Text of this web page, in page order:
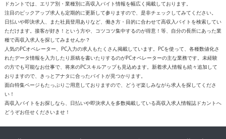
ドカントでは、エリア別・業種別に高収入バイト情報を幅広く掲載しております。
注目のピックアップ求人も定期的に更新して参りますので、是非チェックしてみてください。
日払いや即決求人、また社員登用ありなど、働き方・目的に合わせて高収入バイトを検索してい
ただけます。接客が好き！という方や、コツコツ集中するのが得意！等、自分の長所にあった業
種で高収入求人を探してみませんか？
人気のPCオペレーター、PC入力の求人もたくさん掲載しています。PCを使って、各種数値化さ
れたデータ情報を入力したり原稿を書いたりするのがPCオペレーターの主な業務です。未経験
の方でも可能なお仕事で、将来のPCスキルアップも見込めます。新着求人情報も続々追加して
おりますので、きっとアナタに合ったバイトが見つかります。
面白特集ページもたっぷりご用意しておりますので、どうぞ楽しみながら求人を探してくださ
い！
高収入バイトをお探しなら、日払いや即決求人を多数掲載している高収入求人情報誌ドカントへ
どうぞお任せくださいませ！